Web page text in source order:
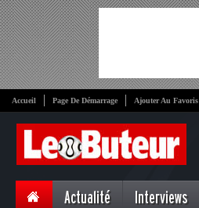
Accueil Page De Démarrage Ajouter Au Favoris
Actualité Interviews